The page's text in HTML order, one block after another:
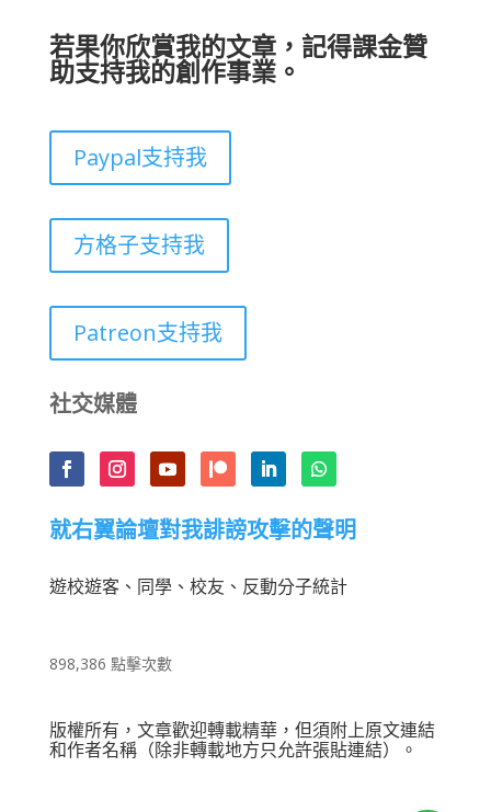
若果你欣賞我的文章，記得課金贊
助支持我的創作事業。
Paypal支持我
方格子支持我
Patreon支持我
社交媒體
就右翼論壇對我誹謗攻擊的聲明
遊校遊客、同學、校友、反動分子統計
898,386 點擊次數
版權所有，文章歡迎轉載精華，但須附上原文連結
和作者名稱（除非轉載地方只允許張貼連結）。